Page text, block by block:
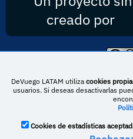
creado por
NoComercial-
DeVuego LATAM utiliza cookies
usuarios. Si deseas desactivarlas
Cookies de estadísticas